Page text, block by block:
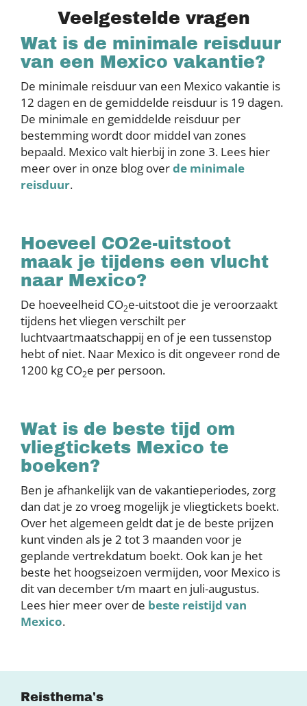
Veelgestelde vragen
Wat is de minimale reisduur
van een Mexico vakantie?
De minimale reisduur van een Mexico vakantie is
12 dagen en de gemiddelde reisduur is 19 dagen.
De minimale en gemiddelde reisduur per
bestemming wordt door middel van zones
bepaald. Mexico valt hierbij in zone 3. Lees hier
meer over in onze blog overde minimale
reisduur.
Hoeveel CO2e-uitstoot
maak je tijdens een vlucht
naar Mexico?
De hoeveelheid CO2e-uitstoot die je veroorzaakt
tijdens het vliegen verschilt per
luchtvaartmaatschappij en of je een tussenstop
hebt of niet. Naar Mexico is dit ongeveer rond de
1200 kg CO2e per persoon.
Wat is de beste tijd om
vliegtickets Mexico te
boeken?
Ben je afhankelijk van de vakantieperiodes, zorg
dan dat je zo vroeg mogelijk je vliegtickets boekt.
Over het algemeen geldt dat je de beste prijzen
kunt vinden als je 2 tot 3 maanden voor je
geplande vertrekdatum boekt. Ook kan je het
beste het hoogseizoen vermijden, voor Mexico is
dit van december t/m maart en juli-augustus.
Lees hier meer over de beste reistijd van
Mexico.
Reisthema's